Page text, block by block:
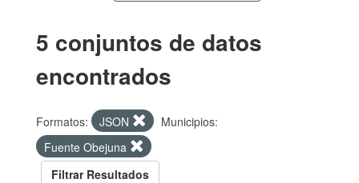
5 conjuntos de datos
encontrados
Formatos: JSON
Municipios:
Fuente Obejuna
Filtrar Resultados